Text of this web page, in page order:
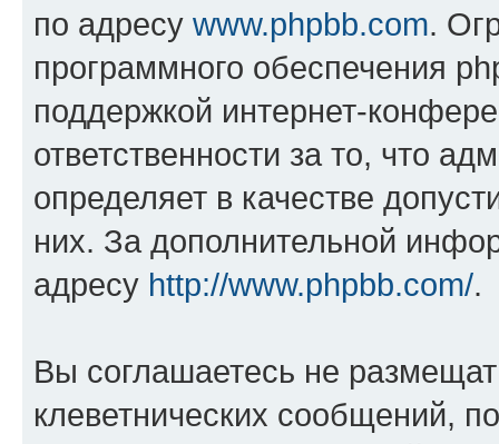
по адресу www.phpbb.com.
программного обеспечения
поддержкой интернет-
ответственности за то, что
определяет в качестве
них. За дополнительной
адресу http://www.phpbb.com/.
Вы соглашаетесь не
клеветнических сообщений,